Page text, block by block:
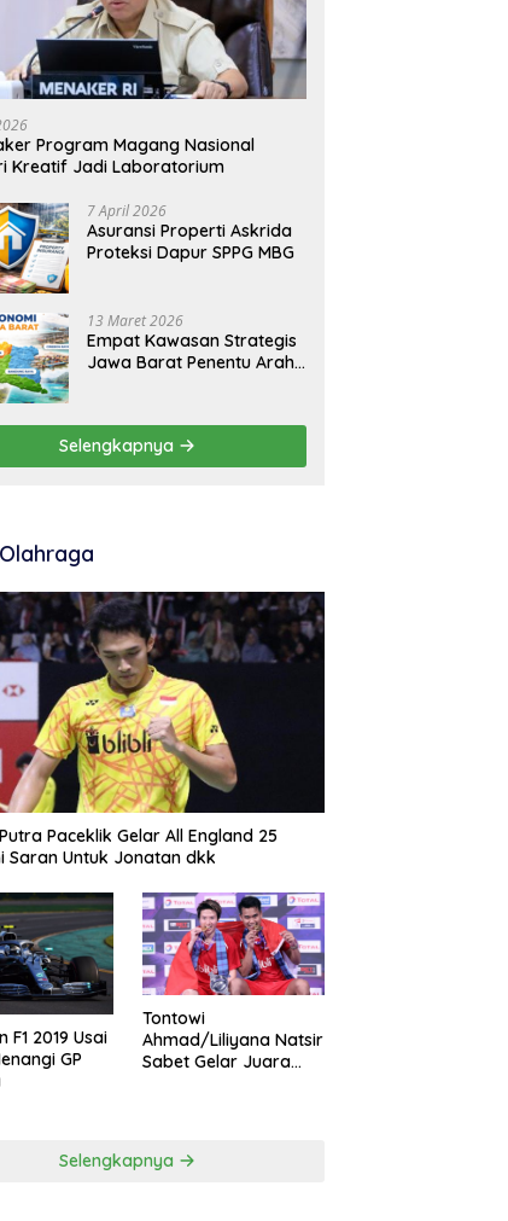
Korupsi
Asuransi Bangun Askrida Profil
dan Bisnisnya
Program Magang Nasional
Kreatif Jadi Laboratorium
7 April 2026
Asuransi Properti Askrida
Proteksi Dapur SPPG MBG
13 Maret 2026
Empat Kawasan Strategis
Jawa Barat Penentu Arah
Selengkapnya
Paceklik Gelar All England 25
Saran Untuk Jonatan dkk
F1 2019 Usai
GP
Tontowi
Ahmad/Liliyana Natsir
Sabet Gelar Juara
Selengkapnya